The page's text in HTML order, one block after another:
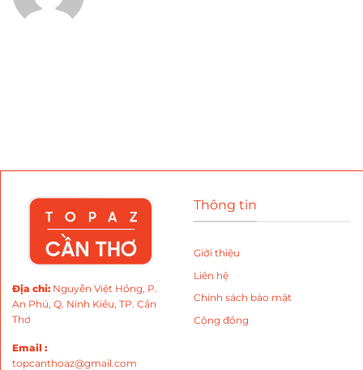
Địa chỉ: Nguyễn Việt Hồng, P.
An Phú, Q. Ninh Kiều, TP. Cần
Thơ
Email :
topcanthoaz@gmail.com
Thông tin
Giới thiệu
Liên hệ
Chính sách bảo mật
Cộng đồng